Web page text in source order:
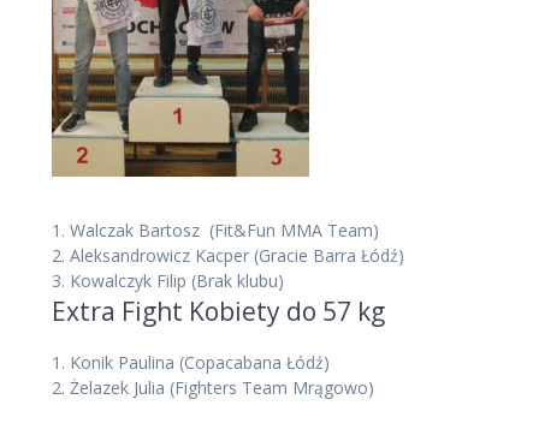
1. Walczak Bartosz (Fit&Fun MMA Team)
2. Aleksandrowicz Kacper (Gracie Barra Łódź)
3. Kowalczyk Filip (Brak klubu)
Extra Fight Kobiety do 57 kg
1. Konik Paulina (Copacabana Łódź)
2. Żelazek Julia (Fighters Team Mrągowo)